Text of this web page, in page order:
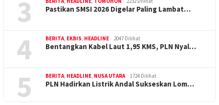
3 Pastikan SMSI 2026 Digelar Paling Lambat…
4 BERITA EKBIS HEADLINE 2047 Dilihat
Bentangkan Kabel Laut 1,95 KMS, PLN Nyal…
5 BERITA HEADLINE NUSA UTARA 1724 Dilihat
PLN Hadirkan Listrik Andal Sukseskan Lom…